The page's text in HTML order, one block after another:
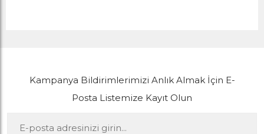
Kampanya Bildirimlerimizi Anlık Almak İçin E-
Posta Listemize Kayıt Olun